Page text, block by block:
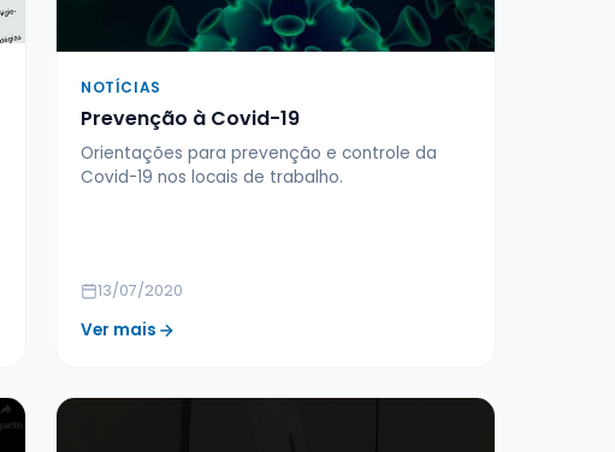
NOTÍCIAS
Prevenção à Covid-19
Orientações para prevenção e controle da
Covid-19 nos locais de trabalho.
13/07/2020
Ver mais